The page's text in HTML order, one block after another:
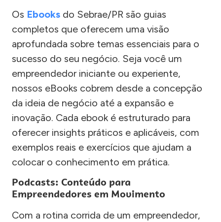
Os Ebooks do Sebrae/PR são guias
completos que oferecem uma visão
aprofundada sobre temas essenciais para o
sucesso do seu negócio. Seja você um
empreendedor iniciante ou experiente,
nossos eBooks cobrem desde a concepção
da ideia de negócio até a expansão e
inovação. Cada ebook é estruturado para
oferecer insights práticos e aplicáveis, com
exemplos reais e exercícios que ajudam a
colocar o conhecimento em prática.
Podcasts: Conteúdo para
Empreendedores em Movimento
Com a rotina corrida de um empreendedor,